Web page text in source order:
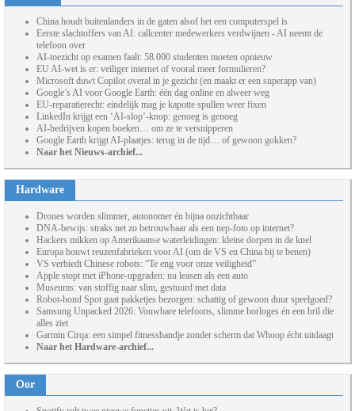
China houdt buitenlanders in de gaten alsof het een computerspel is
Eerste slachtoffers van AI: callcenter medewerkers verdwijnen - AI neemt de
telefoon over
AI-toezicht op examen faalt: 58.000 studenten moeten opnieuw
EU AI-wet is er: veiliger internet of vooral meer formulieren?
Microsoft duwt Copilot overal in je gezicht (en maakt er een superapp van)
Google’s AI voor Google Earth: één dag online en alweer weg
EU-reparatierecht: eindelijk mag je kapotte spullen weer fixen
LinkedIn krijgt een ‘AI-slop’-knop: genoeg is genoeg
AI-bedrijven kopen boeken… om ze te versnipperen
Google Earth krijgt AI-plaatjes: terug in de tijd… of gewoon gokken?
Naar het Nieuws-archief...
Hardware
Drones worden slimmer, autonomer én bijna onzichtbaar
DNA-bewijs: straks net zo betrouwbaar als een nep-foto op internet?
Hackers mikken op Amerikaanse waterleidingen: kleine dorpen in de knel
Europa bouwt reuzenfabrieken voor AI (om de VS en China bij te benen)
VS verbiedt Chinese robots: “Te eng voor onze veiligheid”
Apple stopt met iPhone-upgraden: nu leasen als een auto
Museums: van stoffig naar slim, gestuurd met data
Robot-hond Spot gaat pakketjes bezorgen: schattig of gewoon duur speelgoed?
Samsung Unpacked 2026: Vouwbare telefoons, slimme horloges én een bril die
alles ziet
Garmin Cirqa: een simpel fitnessbandje zonder scherm dat Whoop écht uitdaagt
Naar het Hardware-archief...
Oor